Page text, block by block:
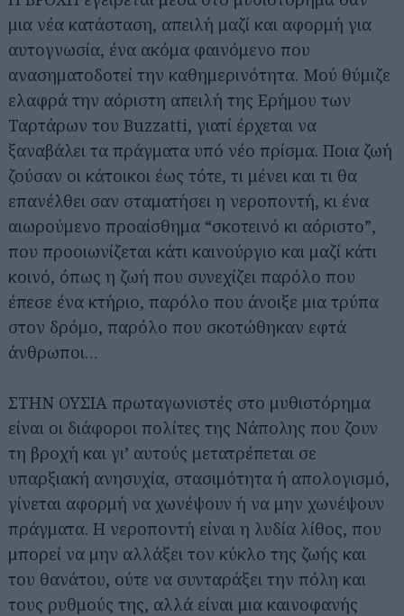
μια νέα κατάσταση, απειλή μαζί και αφορμή για
αυτογνωσία, ένα ακόμα φαινόμενο που
ανασηματοδοτεί την καθημερινότητα. Μού θύμιζε
ελαφρά την αόριστη απειλή της Ερήμου των
Ταρτάρων του Buzzatti, γιατί έρχεται να
ξαναβάλει τα πράγματα υπό νέο πρίσμα. Ποια ζωή
ζούσαν οι κάτοικοι έως τότε, τι μένει και τι θα
επανέλθει σαν σταματήσει η νεροποντή, κι ένα
αιωρούμενο προαίσθημα “σκοτεινό κι αόριστο”,
που προοιωνίζεται κάτι καινούργιο και μαζί κάτι
κοινό, όπως η ζωή που συνεχίζει παρόλο που
έπεσε ένα κτήριο, παρόλο που άνοιξε μια τρύπα
στον δρόμο, παρόλο που σκοτώθηκαν εφτά
άνθρωποι…
ΣΤΗΝ ΟΥΣΙΑ πρωταγωνιστές στο μυθιστόρημα
είναι οι διάφοροι πολίτες της Νάπολης που ζουν
τη βροχή και γι’ αυτούς μετατρέπεται σε
υπαρξιακή ανησυχία, στασιμότητα ή απολογισμό,
γίνεται αφορμή να χωνέψουν ή να μην χωνέψουν
πράγματα. Η νεροποντή είναι η λυδία λίθος, που
μπορεί να μην αλλάξει τον κύκλο της ζωής και
του θανάτου, ούτε να συνταράξει την πόλη και
τους ρυθμούς της, αλλά είναι μια καινοφανής